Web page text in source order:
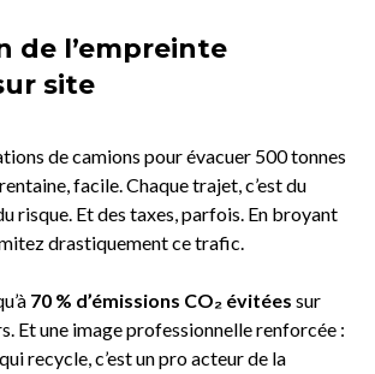
de l’empreinte
site
de camions pour évacuer 500 tonnes
facile. Chaque trajet, c’est du
risque. Et des taxes, parfois. En broyant
drastiquement ce trafic.
70 % d’émissions CO₂ évitées sur
Et une image professionnelle renforcée :
recycle, c’est un pro acteur de la